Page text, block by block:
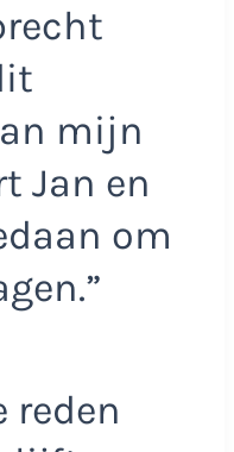
mijn
Jan en
om
reden